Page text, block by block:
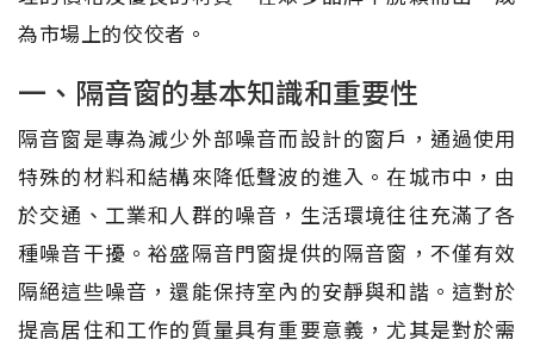
為市場上的佼佼者。
一、隔音窗的基本知識和重要性
隔音窗是專為減少外部噪音而設計的窗戶，通過使用
特殊的材料和結構來降低聲波的進入。在城市中，由
於交通、工業和人群的噪音，生活環境往往充滿了各
種噪音干擾。裕盛隔音門窗提供的隔音窗，不僅有效
隔絕這些噪音，還能保持室內的安靜與和諧。這對於
提高居住和工作的質量具有重要意義，尤其是對於需